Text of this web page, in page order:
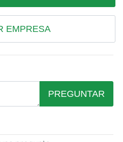
EMPRESA
PREGUNTAR